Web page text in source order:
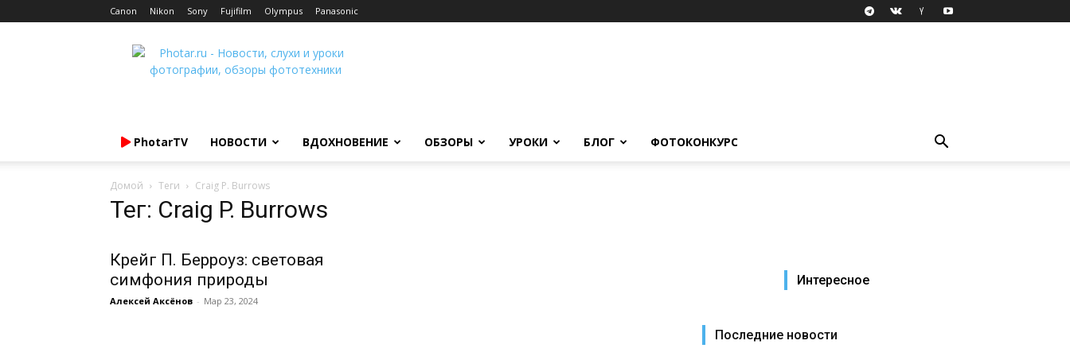
Canon Nikon Sony Fujifilm Olympus Panasonic
Photar.ru
PhotarTV НОВОСТИ ВДОХНОВЕНИЕ ОБЗОРЫ УРОКИ БЛОГ ФОТОКОНКУРС
Домой Теги Craig P. Burrows
Тег: Craig P. Burrows
Крейг П. Берроуз: световая
симфония природы
Алексей Аксёнов - Мар 23, 2024
Интересное
Последние новости